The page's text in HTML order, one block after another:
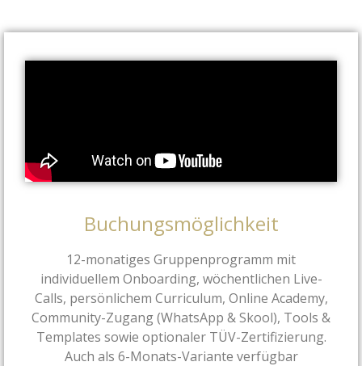
Buchungsmöglichkeit
12-monatiges Gruppenprogramm mit
individuellem Onboarding, wöchentlichen Live-
Calls, persönlichem Curriculum, Online Academy,
Community-Zugang (WhatsApp & Skool), Tools &
Templates sowie optionaler TÜV-Zertifizierung.
Auch als 6-Monats-Variante verfügbar